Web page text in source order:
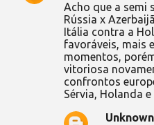
Acho que a semi
Rússia x
Itália contra a
favoráveis, mais
momentos,
vitoriosa
confrontos
Sérvia, Holanda e
Unknown